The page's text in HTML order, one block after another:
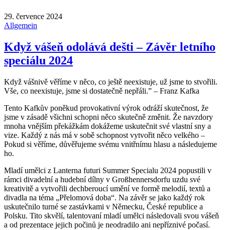
29. července 2024
Allgemein
Když vášeň odolává dešti – Závěr letního
speciálu 2024
Když vášnivě věříme v něco, co ještě neexistuje, už jsme to stvořili.
Vše, co neexistuje, jsme si dostatečně nepřáli.” – Franz Kafka
Tento Kafkův poněkud provokativní výrok odráží skutečnost, že
jsme v zásadě všichni schopni něco skutečně změnit. Že navzdory
mnoha vnějším překážkám dokážeme uskutečnit své vlastní sny a
vize. Každý z nás má v sobě schopnost vytvořit něco velkého –
Pokud si věříme, důvěřujeme svému vnitřnímu hlasu a následujeme
ho.
Mladí umělci z Lanterna futuri Summer Specialu 2024 popustili v
rámci divadelní a hudební dílny v Großhennersdorfu uzdu své
kreativitě a vytvořili dechberoucí umění ve formě melodií, textů a
divadla na téma „Přelomová doba“. Na závěr se jako každý rok
uskutečnilo turné se zastávkami v Německu, České republice a
Polsku. Tito skvělí, talentovaní mladí umělci následovali svou vášeň
a od prezentace jejich počinů je neodradilo ani nepříznivé počasí.